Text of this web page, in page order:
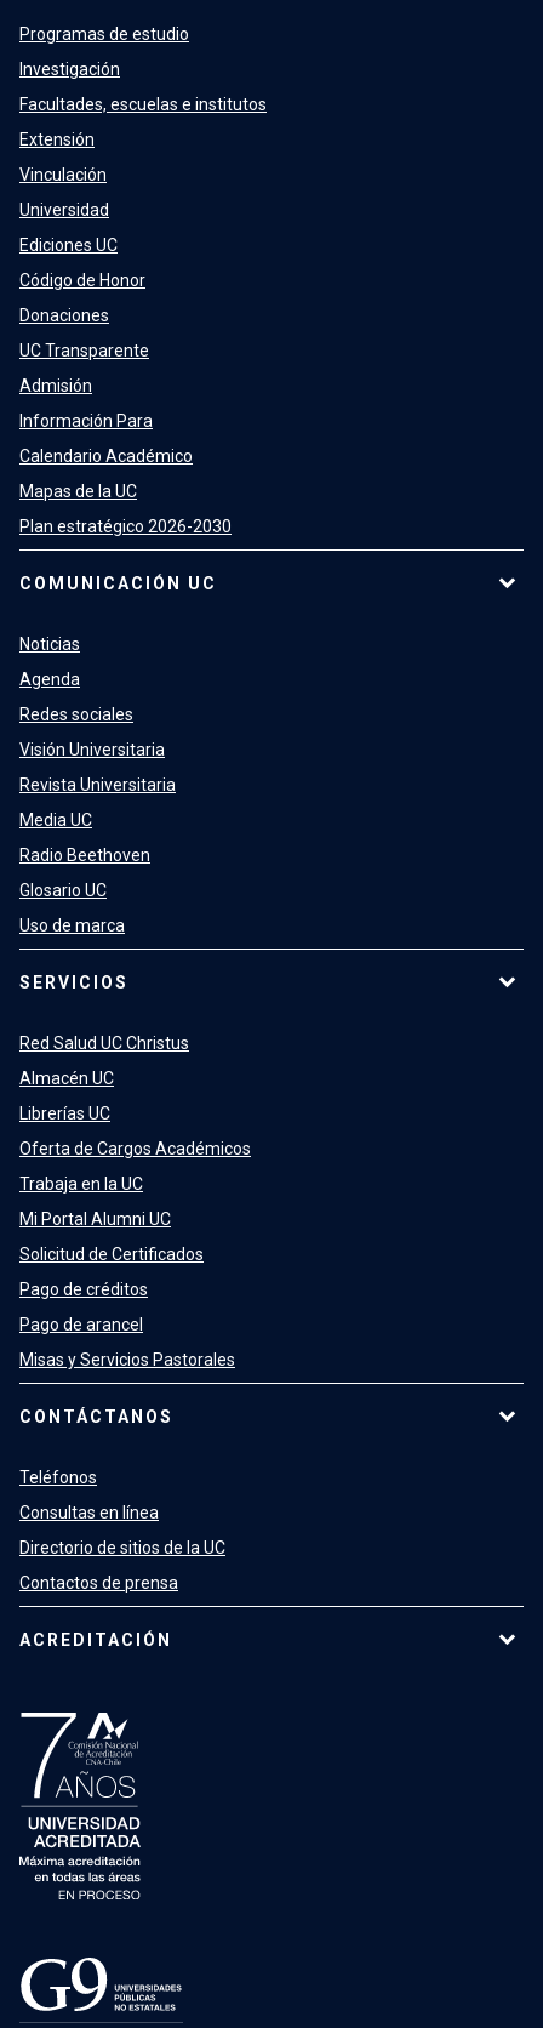
Programas de estudio
Investigación
Facultades, escuelas e institutos
Extensión
Vinculación
Universidad
Ediciones UC
Código de Honor
Donaciones
UC Transparente
Admisión
Información Para
Calendario Académico
Mapas de la UC
Plan estratégico 2026-2030
COMUNICACIÓN UC
Noticias
Agenda
Redes sociales
Visión Universitaria
Revista Universitaria
Media UC
Radio Beethoven
Glosario UC
Uso de marca
SERVICIOS
Red Salud UC Christus
Almacén UC
Librerías UC
Oferta de Cargos Académicos
Trabaja en la UC
Mi Portal Alumni UC
Solicitud de Certificados
Pago de créditos
Pago de arancel
Misas y Servicios Pastorales
CONTÁCTANOS
Teléfonos
Consultas en línea
Directorio de sitios de la UC
Contactos de prensa
ACREDITACIÓN